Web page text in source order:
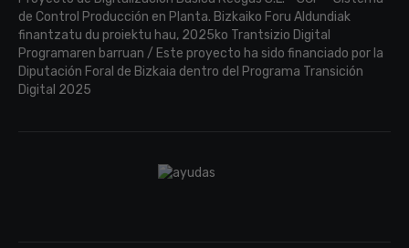
de Control Producción en Planta. Bizkaiko Foru Aldundiak
finantzatu du proiektu hau, 2025ko Trantsizio Digital
Programaren barruan / Este proyecto ha sido financiado por la
Diputación Foral de Bizkaia dentro del Programa Transición
Digital 2025